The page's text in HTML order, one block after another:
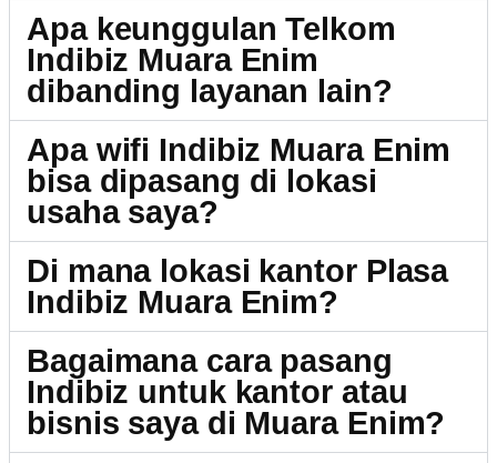
Apa keunggulan Telkom
Indibiz Muara Enim
dibanding layanan lain?
Apa wifi Indibiz Muara Enim
bisa dipasang di lokasi
usaha saya?
Di mana lokasi kantor Plasa
Indibiz Muara Enim?
Bagaimana cara pasang
Indibiz untuk kantor atau
bisnis saya di Muara Enim?